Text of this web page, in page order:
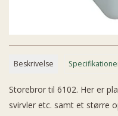
Beskrivelse
Storebror til 6102. Her er
svirvler etc. samt et større